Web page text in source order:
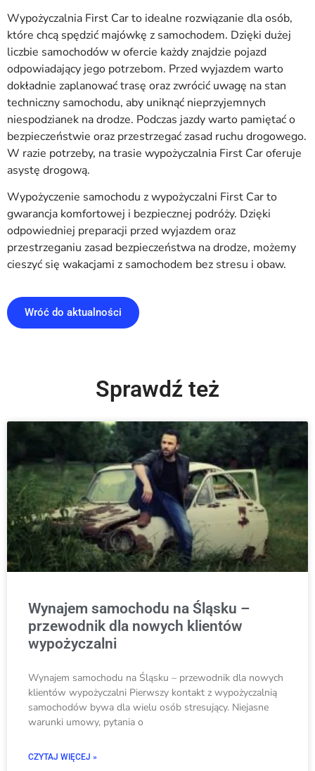
Wypożyczalnia First Car to idealne rozwiązanie dla osób,
które chcą spędzić majówkę z samochodem. Dzięki dużej
liczbie samochodów w ofercie każdy znajdzie pojazd
odpowiadający jego potrzebom. Przed wyjazdem warto
dokładnie zaplanować trasę oraz zwrócić uwagę na stan
techniczny samochodu, aby uniknąć nieprzyjemnych
niespodzianek na drodze. Podczas jazdy warto pamiętać o
bezpieczeństwie oraz przestrzegać zasad ruchu drogowego.
W razie potrzeby, na trasie wypożyczalnia First Car oferuje
asystę drogową.
Wypożyczenie samochodu z wypożyczalni First Car to
gwarancja komfortowej i bezpiecznej podróży. Dzięki
odpowiedniej preparacji przed wyjazdem oraz
przestrzeganiu zasad bezpieczeństwa na drodze, możemy
cieszyć się wakacjami z samochodem bez stresu i obaw.
Wróć do aktualności
Sprawdź też
Wynajem samochodu na Śląsku –
przewodnik dla nowych klientów
wypożyczalni
Wynajem samochodu na Śląsku – przewodnik dla nowych
klientów wypożyczalni Pierwszy kontakt z wypożyczalnią
samochodów bywa dla wielu osób stresujący. Niejasne
warunki umowy, pytania o
CZYTAJ WIĘCEJ »